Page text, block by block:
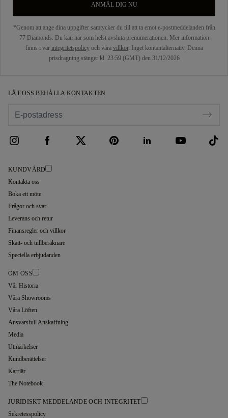
ANMÄL DIG NU
*Genom att ange dina uppgifter samtycker du till att ta emot e-postmeddelanden från
77 Diamonds. Du kan när som helst avsluta prenumerationen. Mer information
finns i vår integritetspolicyoch våra villkor. Inget kontantalternativ. Denna
prisdragning stänger kl. 23:59 (GMT) den 31/12/2026
LÅT OSS BEHÅLLA KONTAKTEN
KUNDVÅRD
Kontakta oss
Boka ett möte
Frågor och svar
Leverans och retur
Finansregler och villkor
Skatt- och tullberäknare
Speciella erbjudanden
OM OSS
Vår Historia
Våra Showrooms
Våra Löften
Ansvarsfull Anskaffning
Media
Utmärkelser
Kundberättelser
Karriär
The Notebook
JURIDISKT MEDDELANDE OCH INTEGRITET
Sekretesspolicy